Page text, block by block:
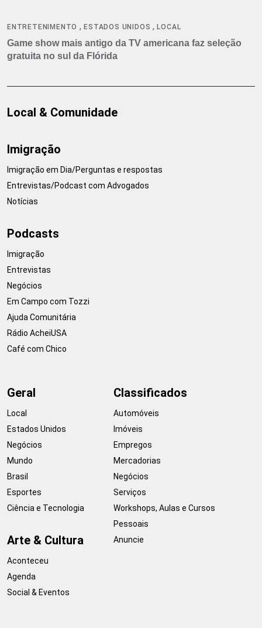
ENTRETENIMENTO ,ESTADOS UNIDOS ,LOCAL
Game show mais antigo da TV americana faz seleção
gratuita no sul da Flórida
Local & Comunidade
Imigração
Imigração em Dia/Perguntas e respostas
Entrevistas/Podcast com Advogados
Notícias
Podcasts
Imigração
Entrevistas
Negócios
Em Campo com Tozzi
Ajuda Comunitária
Rádio AcheiUSA
Café com Chico
Geral
Local
Estados Unidos
Negócios
Mundo
Brasil
Esportes
Ciência e Tecnologia
Arte & Cultura
Aconteceu
Agenda
Social & Eventos
Classificados
Automóveis
Imóveis
Empregos
Mercadorias
Negócios
Serviços
Workshops, Aulas e Cursos
Pessoais
Anuncie